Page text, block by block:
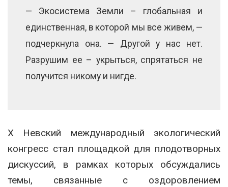
— Экосистема Земли – глобальная и
единственная, в которой мы все живем, —
подчеркнула она. — Другой у нас нет.
Разрушим ее – укрыться, спрятаться не
получится никому и нигде.
X Невский международный экологический
конгресс стал площадкой для плодотворных
дискуссий, в рамках которых обсуждались
темы, связанные с оздоровлением